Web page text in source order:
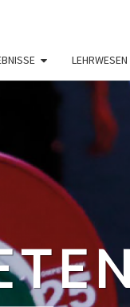
LEHRWESEN